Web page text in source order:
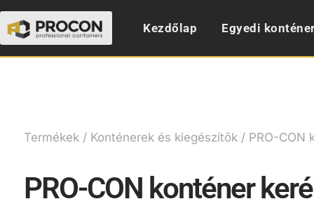
Kezdőlap Egyedi
Termékek / Konténerek és kiegészítők / PRO-CON
PRO-CON konténer